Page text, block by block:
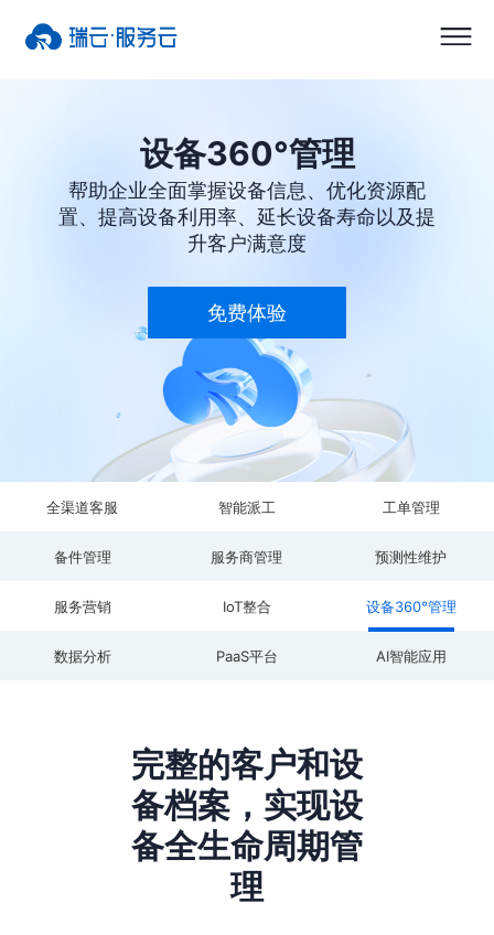
设备360°管理
帮助企业全面掌握设备信息、优化资源配
置、提高设备利用率、延长设备寿命以及提
升客户满意度
免费体验
全渠道客服 智能派工 工单管理
备件管理 服务商管理 预测性维护
服务营销 IoT整合 设备360°管理
数据分析 PaaS平台 AI智能应用
完整的客户和设
备档案，实现设
备全生命周期管
理